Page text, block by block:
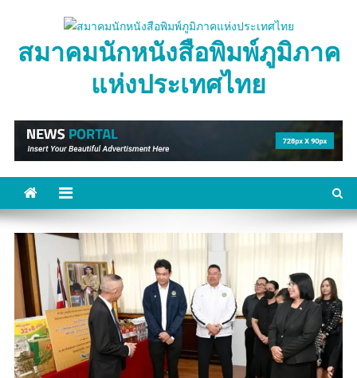
contentสมาคมนักหนังสือพิมพ์ภูมิภาค
แห่งประเทศไทย